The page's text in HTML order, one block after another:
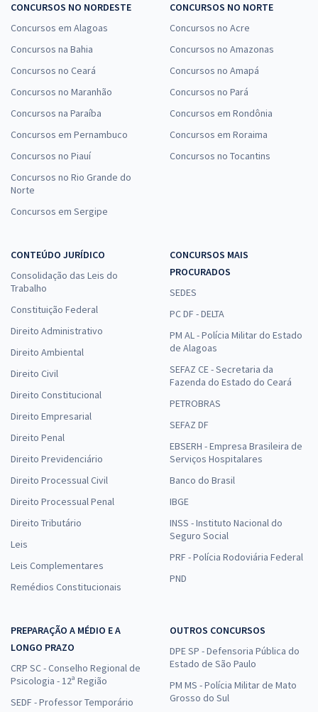
CONCURSOS NO NORDESTE
Concursos em Alagoas
Concursos na Bahia
Concursos no Ceará
Concursos no Maranhão
Concursos na Paraíba
Concursos em Pernambuco
Concursos no Piauí
Concursos no Rio Grande do
Norte
Concursos em Sergipe
CONCURSOS NO NORTE
Concursos no Acre
Concursos no Amazonas
Concursos no Amapá
Concursos no Pará
Concursos em Rondônia
Concursos em Roraima
Concursos no Tocantins
CONTEÚDO JURÍDICO
Consolidação das Leis do
Trabalho
Constituição Federal
Direito Administrativo
Direito Ambiental
Direito Civil
Direito Constitucional
Direito Empresarial
Direito Penal
Direito Previdenciário
Direito Processual Civil
Direito Processual Penal
Direito Tributário
Leis
Leis Complementares
Remédios Constitucionais
CONCURSOS MAIS
PROCURADOS
SEDES
PC DF - DELTA
PM AL - Polícia Militar do Estado
de Alagoas
SEFAZ CE - Secretaria da
Fazenda do Estado do Ceará
PETROBRAS
SEFAZ DF
EBSERH - Empresa Brasileira de
Serviços Hospitalares
Banco do Brasil
IBGE
INSS - Instituto Nacional do
Seguro Social
PRF - Polícia Rodoviária Federal
PND
PREPARAÇÃO A MÉDIO E A
LONGO PRAZO
CRP SC - Conselho Regional de
Psicologia - 12ª Região
SEDF - Professor Temporário
OUTROS CONCURSOS
DPE SP - Defensoria Pública do
Estado de São Paulo
PM MS - Polícia Militar de Mato
Grosso do Sul